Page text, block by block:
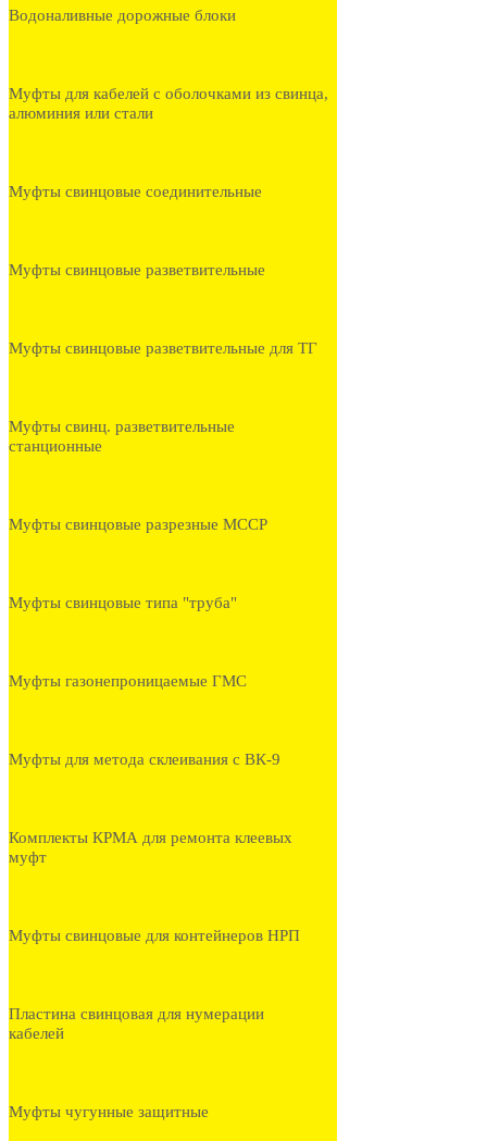
Водоналивные дорожные блоки
Муфты для кабелей с оболочками из свинца,
алюминия или стали
Муфты свинцовые соединительные
Муфты свинцовые разветвительные
Муфты свинцовые разветвительные для ТГ
Муфты свинц. разветвительные
станционные
Муфты свинцовые разрезные МССР
Муфты свинцовые типа "труба"
Муфты газонепроницаемые ГМС
Муфты для метода склеивания с ВК-9
Комплекты КРМА для ремонта клеевых
муфт
Муфты свинцовые для контейнеров НРП
Пластина свинцовая для нумерации
кабелей
Муфты чугунные защитные